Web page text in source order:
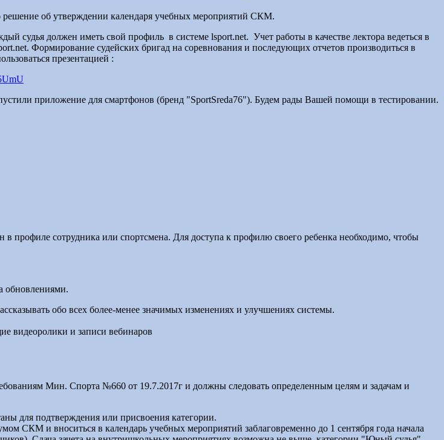
об утверждении календаря учебных мероприятий СКМ.
судья должен иметь свой профиль в системе lsport.net. Учет работы в качестве лектора ведеться в
Формирование судейских бригад на соревнования и последующих отчетов производиться в
презентацией :
приложение для смартфонов (бренд "SportSreda76"). Будем рады Вашей помощи в тестировании.
профиле сотрудника или спортсмена. Для доступа к профилю своего ребенка необходимо, чтобы
обновлениями.
обо всех более-менее значимых изменениях и улучшениях системы.
видеоролики и записи вебинаров
Мин. Спорта №660 от 19.7.2017г и должны следовать определенным целям и задачам и
для подтверждения или присвоения категории.
СКМ и вноситься в календарь учебных мероприятий заблаговременно до 1 сентября года начала